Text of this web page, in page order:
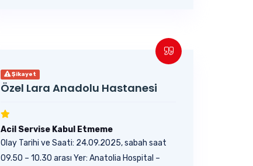
Şikayet
Özel Lara Anadolu Hastanesi
Acil Servise Kabul Etmeme
Olay Tarihi ve Saati: 24.09.2025, sabah saat
09.50 – 10.30 arası Yer: Anatolia Hospital –